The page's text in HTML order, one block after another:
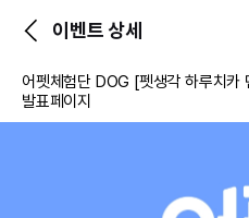
이벤트 상세
어펫체험단 DOG [펫생각 하루치
발표페이지